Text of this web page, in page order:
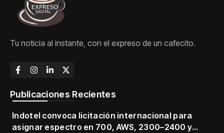
Tu noticia al instante, con el expreso de un cafecito.
Publicaciones Recientes
Indotel convoca licitación internacional para
asignar espectro en 700, AWS, 2300–2400 y